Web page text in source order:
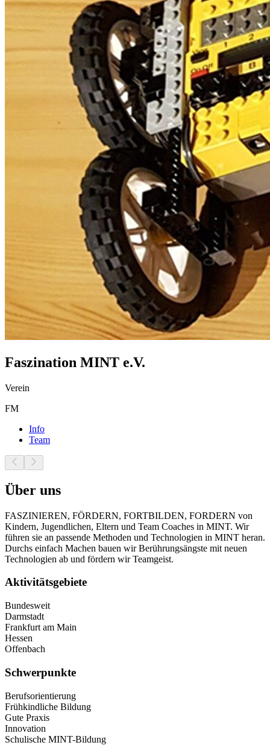
Faszination MINT e.V.
Verein
FM
Info
Team
Über uns
FASZINIEREN, FÖRDERN, FORTBILDEN, FORDERN von
Kindern, Jugendlichen, Eltern und Team Coaches in MINT. Wir
führen sie an passende Methoden und Technologien in MINT heran.
Durchs einfach Machen bauen wir Berührungsängste mit neuen
Technologien ab und fördern wir Teamgeist.
Aktivitätsgebiete
Bundesweit
Darmstadt
Frankfurt am Main
Hessen
Offenbach
Schwerpunkte
Berufsorientierung
Frühkindliche Bildung
Gute Praxis
Innovation
Schulische MINT-Bildung